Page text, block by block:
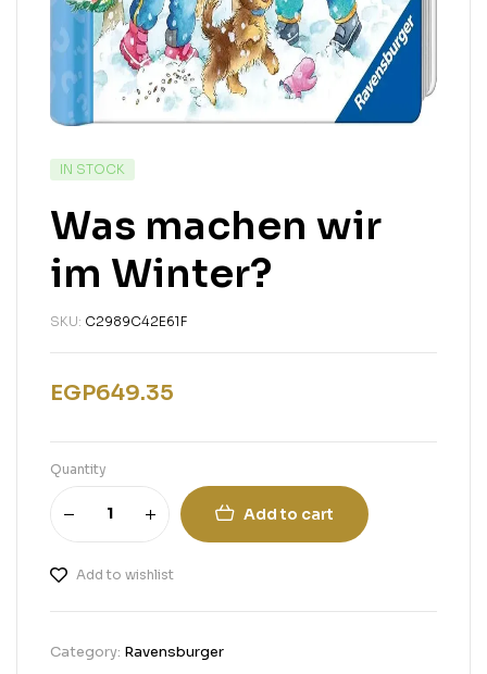
IN STOCK
Was machen wir
im Winter?
SKU: C2989C42E61F
EGP649.35
Quantity
Add to cart
Add to wishlist
Category: Ravensburger